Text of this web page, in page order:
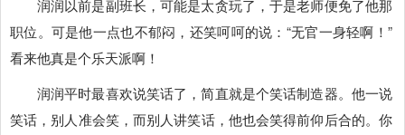
润润以前是副班长，可能是太贪玩了，于是老师便免了他那
职位。可是他一点也不郁闷，还笑呵呵的说：“无官一身轻啊！”
看来他真是个乐天派啊！
润润平时最喜欢说笑话了，简直就是个笑话制造器。他一说
笑话，别人准会笑，而别人讲笑话，他也会笑得前仰后合的。你